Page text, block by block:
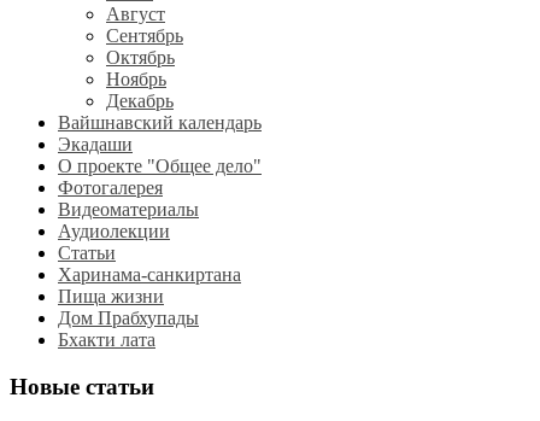
Август
Сентябрь
Октябрь
Ноябрь
Декабрь
Вайшнавский календарь
Экадаши
О проекте "Общее дело"
Фотогалерея
Видеоматериалы
Аудиолекции
Статьи
Харинама-санкиртана
Пища жизни
Дом Прабхупады
Бхакти лата
Новые статьи